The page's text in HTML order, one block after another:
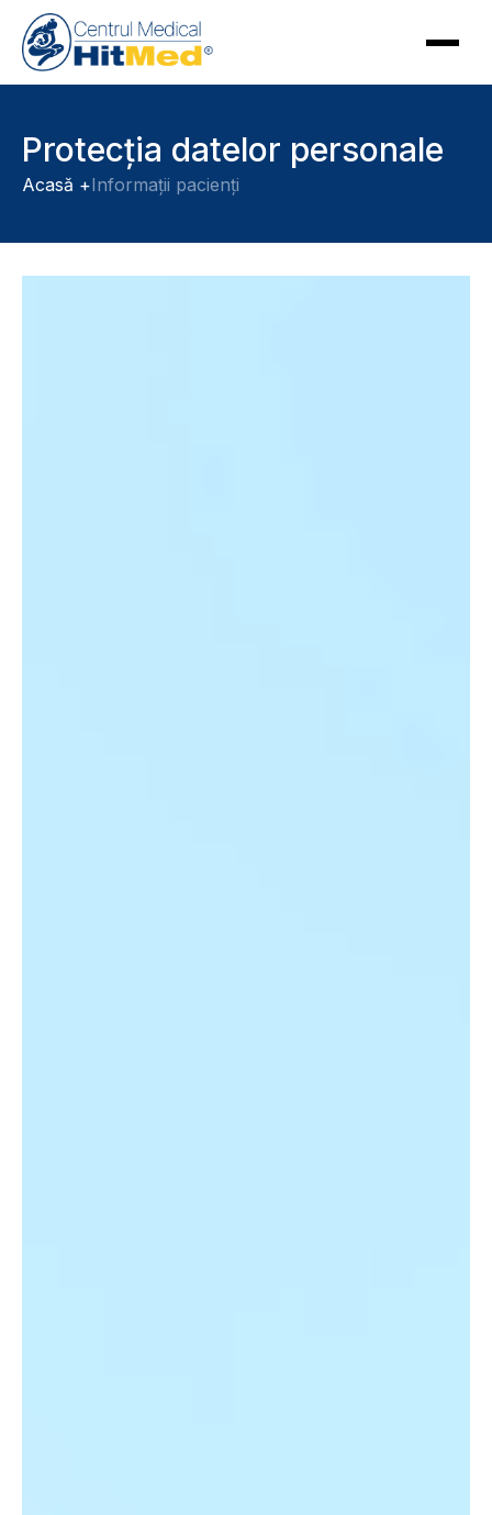
Protecția datelor personale
Acasă +Informații pacienți